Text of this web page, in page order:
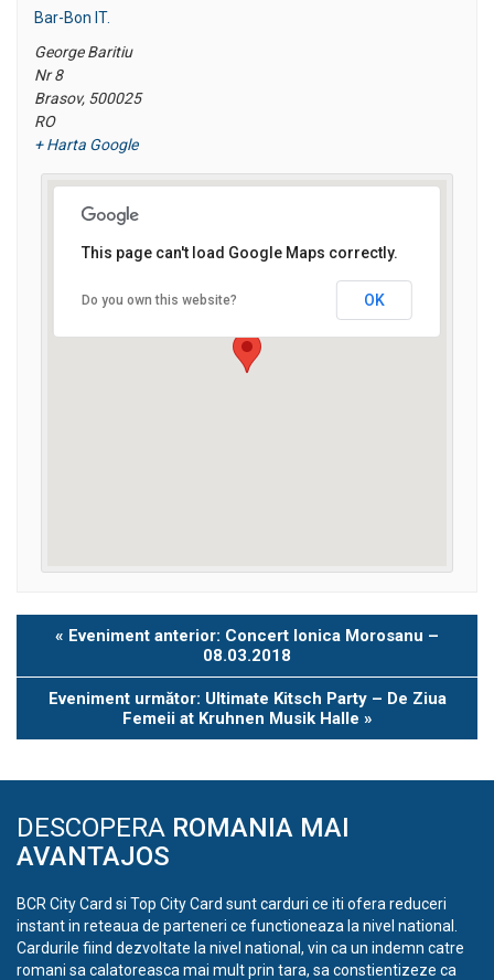
Bar-Bon IT.
George Baritiu
Nr 8
Brasov, 500025
RO
+ Harta Google
This page can't load Google Maps correctly.
Do you own this website? OK
Eveniment
« Eveniment anterior: Concert Ionica Morosanu –
08.03.2018
Eveniment următor: Ultimate Kitsch Party – De Ziua
Femeii at Kruhnen Musik Halle »
DESCOPERA ROMANIA MAI
AVANTAJOS
BCR City Card si Top City Card sunt carduri ce iti ofera reduceri
instant in reteaua de parteneri ce functioneaza la nivel national.
Cardurile fiind dezvoltate la nivel national, vin ca un indemn catre
romani sa calatoreasca mai mult prin tara, sa constientizeze ca